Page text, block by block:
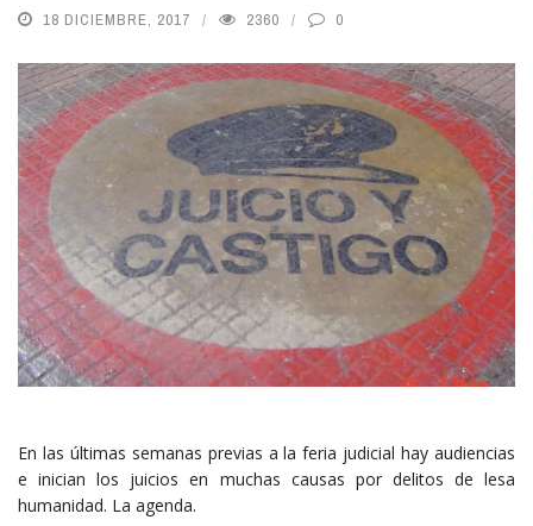
18 DICIEMBRE, 2017 2360 0
En las últimas semanas previas a la feria judicial hay audiencias
e inician los juicios en muchas causas por delitos de lesa
humanidad. La agenda.